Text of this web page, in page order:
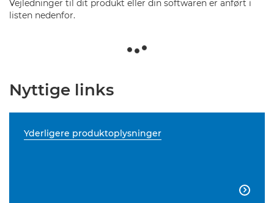
Vejledninger til dit produkt eller din softwaren er anført i
listen nedenfor.
Nyttige links
Yderligere produktoplysninger
